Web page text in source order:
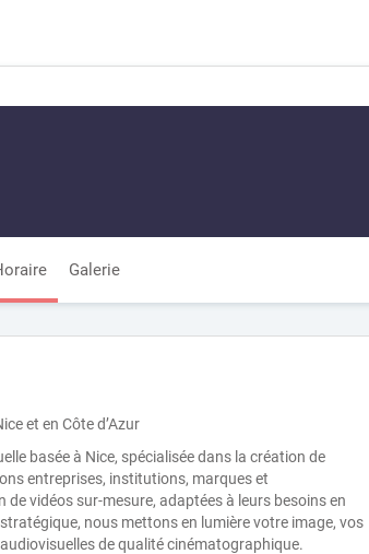
Galerie
et en Côte d’Azur
basée à Nice, spécialisée dans la création de
entreprises, institutions, marques et
vidéos sur-mesure, adaptées à leurs besoins en
nous mettons en lumière votre image, vos
de qualité cinématographique.